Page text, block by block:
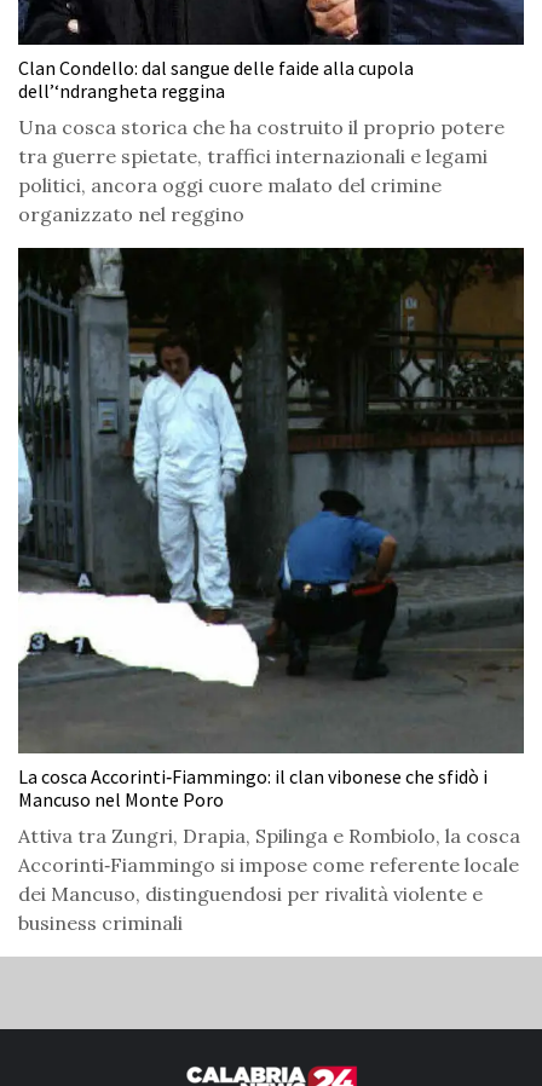
Clan Condello: dal sangue delle faide alla cupola
dell’‘ndrangheta reggina
Una cosca storica che ha costruito il proprio potere
tra guerre spietate, traffici internazionali e legami
politici, ancora oggi cuore malato del crimine
organizzato nel reggino
La cosca Accorinti‑Fiammingo: il clan vibonese che sfidò i
Mancuso nel Monte Poro
Attiva tra Zungri, Drapia, Spilinga e Rombiolo, la cosca
Accorinti‑Fiammingo si impose come referente locale
dei Mancuso, distinguendosi per rivalità violente e
business criminali